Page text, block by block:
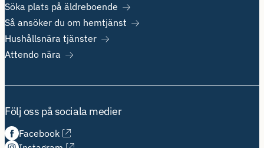
Söka plats på äldreboende
Så ansöker du om hemtjänst
Hushållsnära tjänster
Attendo nära
Följ oss på sociala medier
Facebook